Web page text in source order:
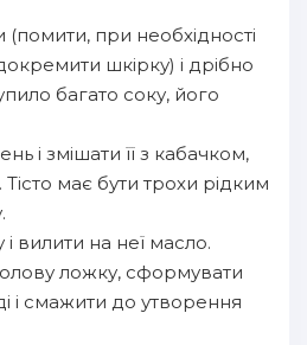
(помити, при необхідності
шкірку) і дрібно
багато соку, його
і змішати її з кабачком,
має бути трохи рідким
і вилити на неї масло.
ложку, сформувати
і смажити до утворення